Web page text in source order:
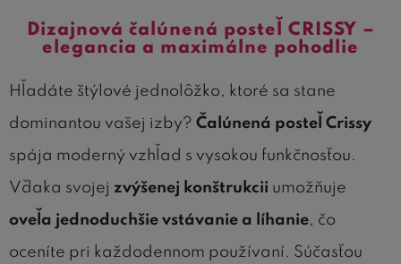
Dizajnová čalúnená posteľ CRISSY –
elegancia a maximálne pohodlie
Hľadáte štýlové jednolôžko, ktoré sa stane
dominantou vašej izby? Čalúnená posteľ Crissy
spája moderný vzhľad s vysokou funkčnosťou.
Vďaka svojej zvýšenej konštrukcii umožňuje
oveľa jednoduchšie vstávanie a líhanie, čo
oceníte pri každodennom používaní. Súčasťou